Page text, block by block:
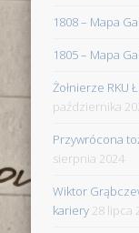
1808 – Mapa
1805 – Mapa
Żołnierze RKU
października
Przywrócona
sierpnia 2024
Wiktor
kariery 28 lipca